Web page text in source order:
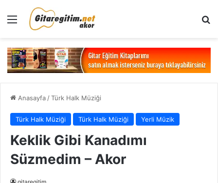
Menü
Anasayfa /Türk Halk Müziği
Türk Halk Müziği Türk Halk Müziği Yerli Müzik
Keklik Gibi Kanadımı
Süzmedim – Akor